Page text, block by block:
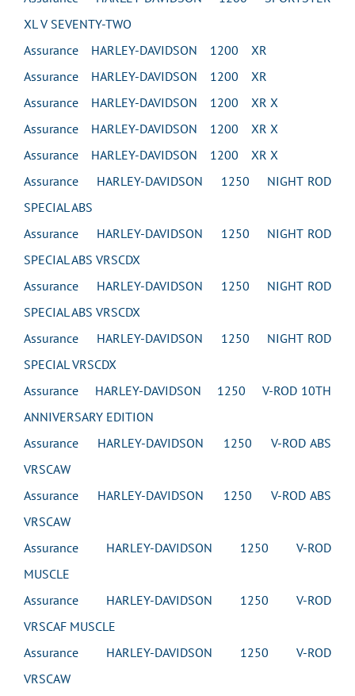
XL V SEVENTY-TWO
Assurance HARLEY-DAVIDSON 1200 XR
Assurance HARLEY-DAVIDSON 1200 XR
Assurance HARLEY-DAVIDSON 1200 XR X
Assurance HARLEY-DAVIDSON 1200 XR X
Assurance HARLEY-DAVIDSON 1200 XR X
Assurance HARLEY-DAVIDSON 1250 NIGHT ROD
SPECIAL ABS
Assurance HARLEY-DAVIDSON 1250 NIGHT ROD
SPECIAL ABS VRSCDX
Assurance HARLEY-DAVIDSON 1250 NIGHT ROD
SPECIAL ABS VRSCDX
Assurance HARLEY-DAVIDSON 1250 NIGHT ROD
SPECIAL VRSCDX
Assurance HARLEY-DAVIDSON 1250 V-ROD 10TH
ANNIVERSARY EDITION
Assurance HARLEY-DAVIDSON 1250 V-ROD ABS
VRSCAW
Assurance HARLEY-DAVIDSON 1250 V-ROD ABS
VRSCAW
Assurance HARLEY-DAVIDSON 1250 V-ROD
MUSCLE
Assurance HARLEY-DAVIDSON 1250 V-ROD
VRSCAF MUSCLE
Assurance HARLEY-DAVIDSON 1250 V-ROD
VRSCAW